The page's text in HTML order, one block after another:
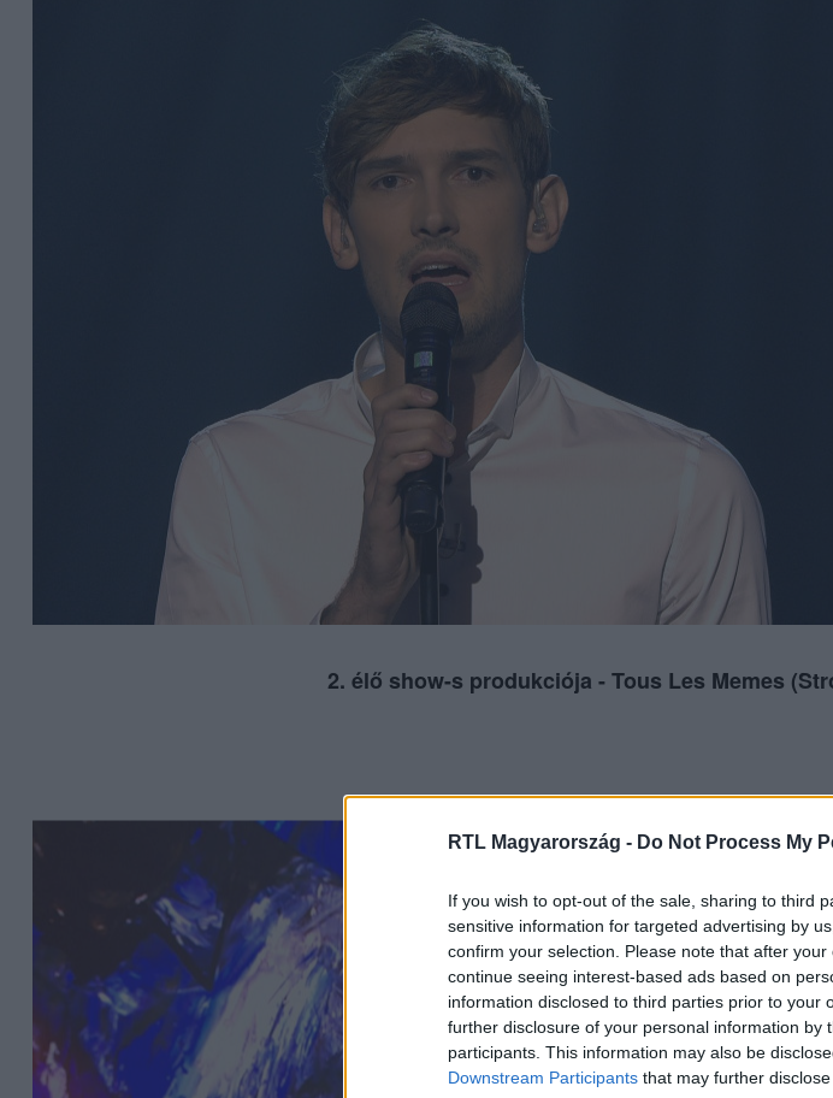
RTL Magyarország - Do Not Process My
If you wish to opt-out of the sale, sharing to third
sensitive information for targeted advertising by
confirm your selection. Please note that after
continue seeing interest-based ads based on
information disclosed to third parties prior to your
further disclosure of your personal information by
participants. This information may also be
Downstream Participants that may further
2. élő show-s produkciója - Tous Les Memes